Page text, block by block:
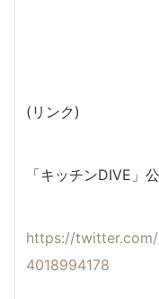
(リンク)
「キッチンDIVE」
https://
4018994178